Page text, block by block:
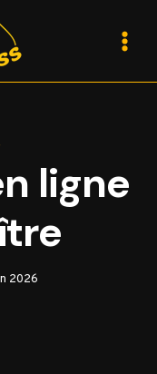
ligne
2026